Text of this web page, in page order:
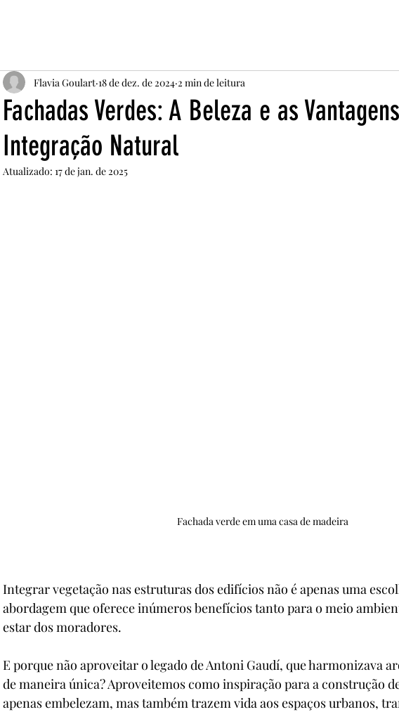
Fachadas Verdes: A Beleza e as
Integração Natural
Flavia Goulart 18 de dez. de 2024 2 min de leitura
Atualizado: 17 de jan. de 2025
Fachada verde em uma casa de madeira
Integrar vegetação nas estruturas dos edifícios não é apenas uma
abordagem que oferece inúmeros benefícios tanto para o meio
estar dos moradores.
E porque não aproveitar o legado de Antoni Gaudí, que harmonizava
de maneira única? Aproveitemos como inspiração para a construção
apenas embelezam, mas também trazem vida aos espaços urbanos,